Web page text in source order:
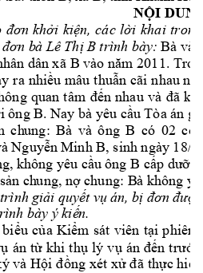
NỘI
đơn khởi kiện, các lời khai
bà Lê Thị B trình bày: Bà và
dân xã B vào năm 2011.
ra nhiều mâu thuẫn cãi nhau
quan tâm đến nhau và đã
ông B. Nay bà yêu cầu Tòa án
chung: Bà và ông B có 02
Nguyễn Minh B, sinh ngày 18/
không yêu cầu ông B cấp dư
chung, nợ chung: Bà không
giải quyết vụ án, bị đơn đ
ình bày ý kiến.
biểu của Kiểm sát viên tại phiên
án từ khi thụ lý vụ án đến t
và Hội đồng xét xử đã thực